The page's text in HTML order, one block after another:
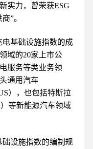
实力，曾荣获ESG
”。
电基础设施指数的成
域的20家上市公
服务等类业务领
通用汽车
），也包括特斯拉
等新能源汽车领域
础设施指数的编制规